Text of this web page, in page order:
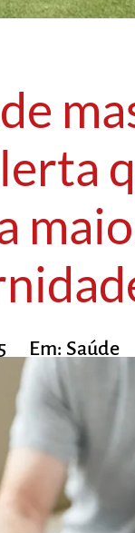
Em: Saúde